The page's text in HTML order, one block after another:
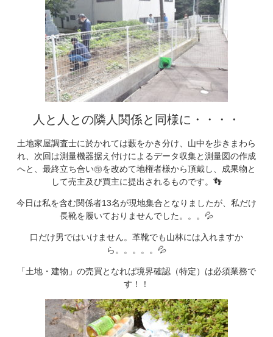
人と人との隣人関係と同様に・・・・
土地家屋調査士に於かれては藪をかき分け、山中を歩きまわら
れ、次回は測量機器据え付けによるデータ収集と測量図の作成
へと、最終立ち合い㊞を改めて地権者様から頂戴し、成果物と
して売主及び買主に提出されるものです。👣
今日は私を含む関係者13名が現地集合となりましたが、私だけ
長靴を履いておりませんでした。。。💦
口だけ男ではいけません。革靴でも山林には入れますか
ら。。。。。💦
「土地・建物」の売買となれば境界確認（特定）は必須業務で
す！！